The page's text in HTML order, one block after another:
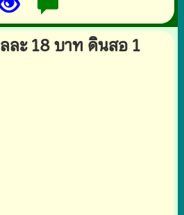
ละ 18 บาท ดินสอ 1